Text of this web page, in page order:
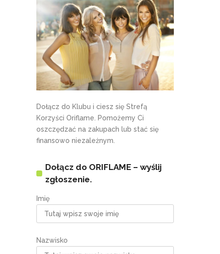
Dołącz do Klubu i ciesz się Strefą
Korzyści Oriflame. Pomożemy Ci
oszczędzać na zakupach lub stać się
finansowo niezależnym.
Dołącz do ORIFLAME – wyślij
zgłoszenie.
Imię
Nazwisko